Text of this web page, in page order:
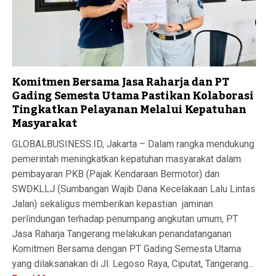
Komitmen Bersama Jasa Raharja dan PT
Gading Semesta Utama Pastikan Kolaborasi
Tingkatkan Pelayanan Melalui Kepatuhan
Masyarakat
GLOBALBUSINESS.ID, Jakarta – Dalam rangka mendukung
pemerintah meningkatkan kepatuhan masyarakat dalam
pembayaran PKB (Pajak Kendaraan Bermotor) dan
SWDKLLJ (Sumbangan Wajib Dana Kecelakaan Lalu Lintas
Jalan) sekaligus memberikan kepastian jaminan
perlindungan terhadap penumpang angkutan umum, PT
Jasa Raharja Tangerang melakukan penandatanganan
Komitmen Bersama dengan PT Gading Semesta Utama
yang dilaksanakan di Jl. Legoso Raya, Ciputat, Tangerang...